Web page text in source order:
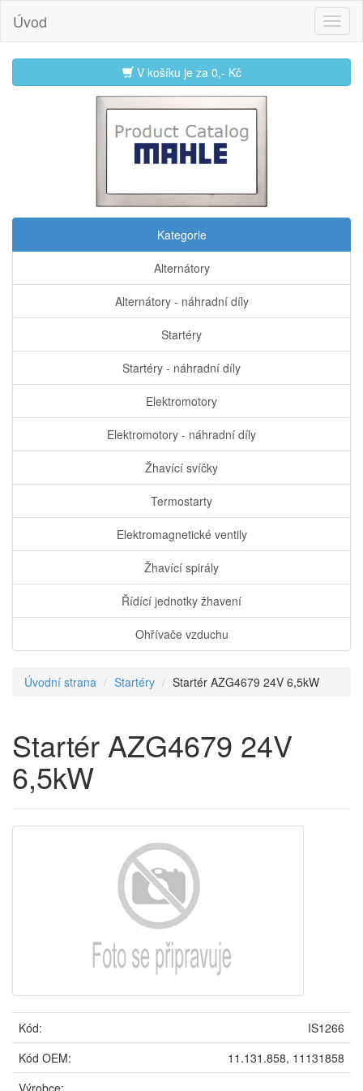
Úvod
V košíku je za 0,- Kč
Kategorie
Alternátory
Alternátory - náhradní díly
Startéry
Startéry - náhradní díly
Elektromotory
Elektromotory - náhradní díly
Žhavící svíčky
Termostarty
Elektromagnetické ventily
Žhavící spirály
Řídící jednotky žhavení
Ohřívače vzduchu
Úvodní strana Startéry Startér AZG4679 24V 6,5kW
Startér AZG4679 24V
6,5kW
Kód:
IS1266
Kód OEM:
11.131.858, 11131858